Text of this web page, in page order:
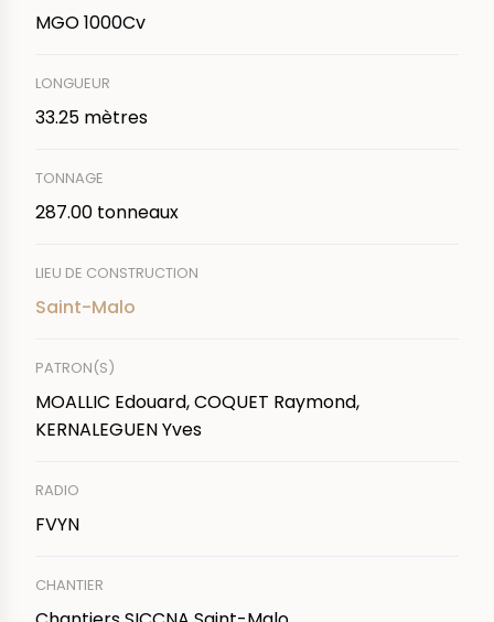
MGO 1000Cv
LONGUEUR
33.25 mètres
TONNAGE
287.00 tonneaux
LIEU DE CONSTRUCTION
Saint-Malo
PATRON(S)
MOALLIC Edouard, COQUET Raymond,
KERNALEGUEN Yves
RADIO
FVYN
CHANTIER